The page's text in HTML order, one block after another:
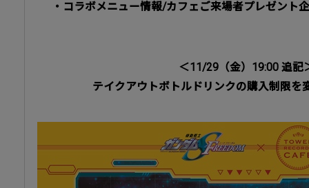
・コラボメニュー情報/カフェご来場者プレゼント
＜11/29（金）19:00 追記
テイクアウトボトルドリンクの購入制限を